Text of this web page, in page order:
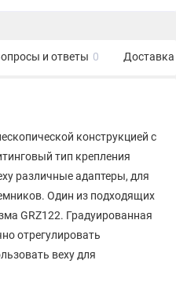
и ответы 0 Доставка
конструкцией с
тип крепления
различные адаптеры, для
Один из подходящих
GRZ122. Градуированная
отрегулировать
веху для